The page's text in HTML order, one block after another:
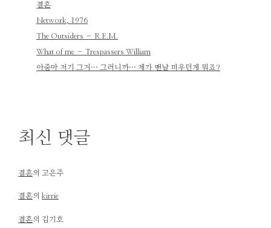
결혼
Network, 1976
The Outsiders – R.E.M.
What of me – Trespassers William
아줌마 저기 그거… 그러니까… 제가 맨날 피우던게 뭐죠?
최신 댓글
결혼의 고은주
결혼의 kirrie
결혼의 김기호